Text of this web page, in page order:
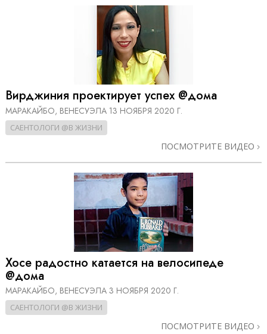
Вирджиния проектирует успех @дома
МАРАКАЙБО, ВЕНЕСУЭЛА 13 НОЯБРЯ 2020 Г.
САЕНТОЛОГИ @В ЖИЗНИ
ПОСМОТРИТЕ ВИДЕО
Хосе радостно катается на велосипеде
@дома
МАРАКАЙБО, ВЕНЕСУЭЛА 3 НОЯБРЯ 2020 Г.
САЕНТОЛОГИ @В ЖИЗНИ
ПОСМОТРИТЕ ВИДЕО